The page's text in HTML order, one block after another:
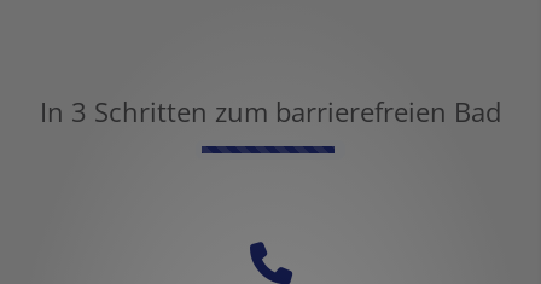
In 3 Schritten zum barrierefreien Bad